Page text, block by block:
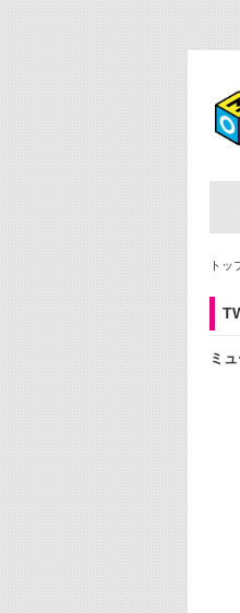
トッ
ミ